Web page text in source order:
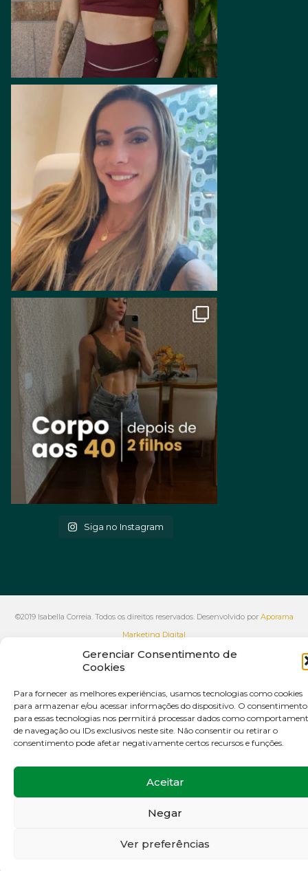
Gerenciar Consentimento de
Cookies
Para fornecer as melhores experiências, usamos tecnologias como cookies
para armazenar e/ou acessar informações do dispositivo. O consentimento
para essas tecnologias nos permitirá processar dados como
de navegação ou IDs exclusivos neste site. Não consentir ou retirar o
consentimento pode afetar negativamente certos recursos e funções.
Aceitar
Negar
Ver preferências
Siga no Instagram
©2019 Isabella Correia. Todos os direitos reservados. Desenvolvido por Aporama
Marketing Digital
VOLTAR AO INÍCIO